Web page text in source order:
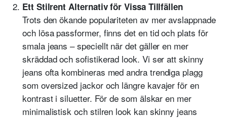
Ett Stilrent Alternativ för Vissa Tillfällen
Trots den ökande populariteten av mer avslappnade
och lösa passformer, finns det en tid och plats för
smala jeans – speciellt när det gäller en mer
skräddad och sofistikerad look. Vi ser att skinny
jeans ofta kombineras med andra trendiga plagg
som oversized jackor och längre kavajer för en
kontrast i siluetter. För de som älskar en mer
minimalistisk och stilren look kan skinny jeans